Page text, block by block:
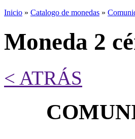
Inicio » Catalogo de monedas »
Moneda 2
< ATRÁS